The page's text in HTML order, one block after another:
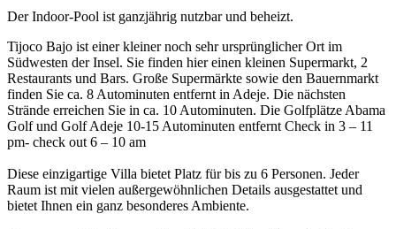
Der Indoor-Pool ist ganzjährig nutzbar und beheizt.
Tijoco Bajo ist einer kleiner noch sehr ursprünglicher Ort im
Südwesten der Insel. Sie finden hier einen kleinen Supermarkt, 2
Restaurants und Bars. Große Supermärkte sowie den Bauernmarkt
finden Sie ca. 8 Autominuten entfernt in Adeje. Die nächsten
Strände erreichen Sie in ca. 10 Autominuten. Die Golfplätze Abama
Golf und Golf Adeje 10-15 Autominuten entfernt Check in 3 – 11
pm- check out 6 – 10 am
Diese einzigartige Villa bietet Platz für bis zu 6 Personen. Jeder
Raum ist mit vielen außergewöhnlichen Details ausgestattet und
bietet Ihnen ein ganz besonderes Ambiente.